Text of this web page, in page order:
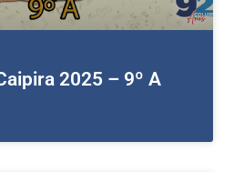
2025 – 9º A